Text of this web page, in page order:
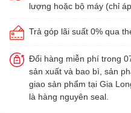
lượng hoặc bộ máy (chỉ
Trả góp lãi suất 0% qua
Đổi hàng miễn phí trong
sản xuất và bao bì, sản
giao sản phẩm tại Gia
là hàng nguyên seal.